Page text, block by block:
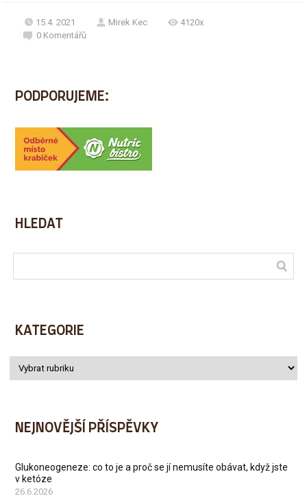
15.4. 2021 Mirek Kec
4120x
0 Komentářů
PODPORUJEME:
HLEDAT
KATEGORIE
NEJNOVĚJŠÍ PŘÍSPĚVKY
Glukoneogeneze: co to je a proč se jí nemusíte obávat, když jste
v ketóze
26.6.2026